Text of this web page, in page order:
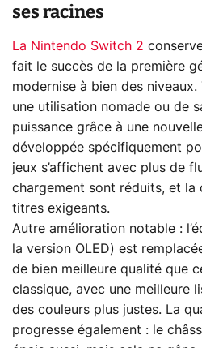
ses racines
La Nintendo Switch 2
fait le succès de la première
modernise à bien des
une utilisation nomade ou de
puissance grâce à une
développée spécifiquement
jeux s’affichent avec plus de
chargement sont réduits, et la
titres exigeants.
Autre amélioration notable :
la version OLED) est
de bien meilleure qualité que
classique, avec une meilleure
des couleurs plus justes. La
progresse également : le